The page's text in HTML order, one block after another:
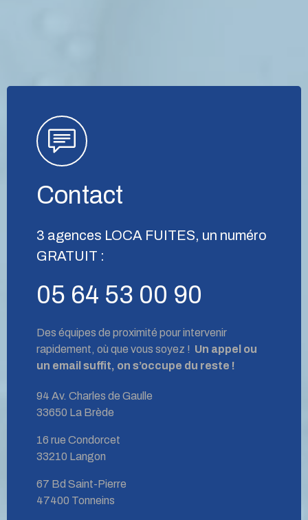
Contact
3 agences LOCA FUITES, un numéro
GRATUIT :
05 64 53 00 90
Des équipes de proximité pour intervenir
rapidement, où que vous soyez ! Un appel ou
un email suffit, on s’occupe du reste !
94 Av. Charles de Gaulle
33650 La Brède
16 rue Condorcet
33210 Langon
67 Bd Saint-Pierre
47400 Tonneins